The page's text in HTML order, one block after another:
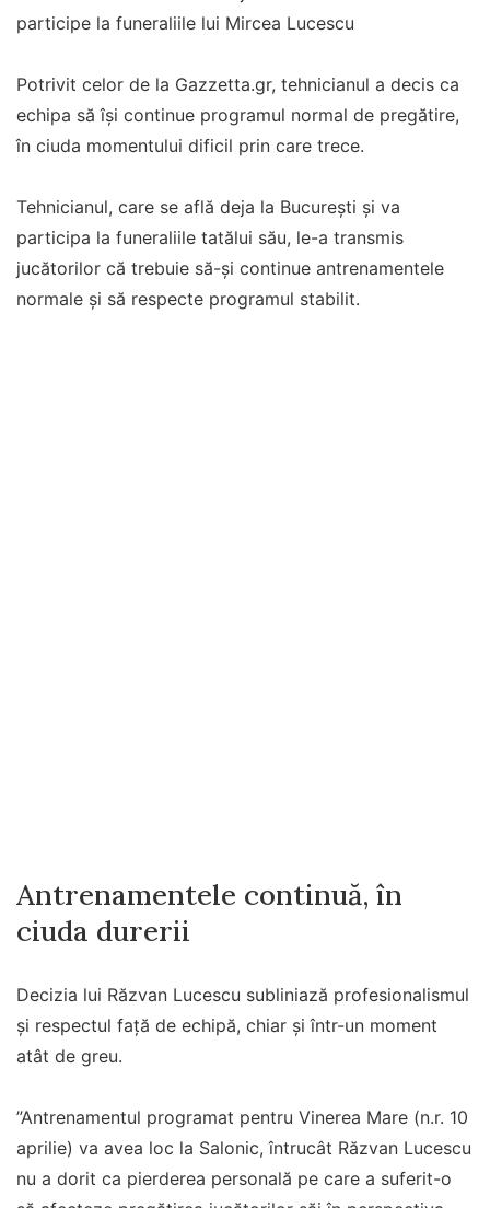
participe la funeraliile lui Mircea Lucescu
Potrivit celor de la Gazzetta.gr, tehnicianul a decis ca
echipa să își continue programul normal de pregătire,
în ciuda momentului dificil prin care trece.
Tehnicianul, care se află deja la București și va
participa la funeraliile tatălui său, le-a transmis
jucătorilor că trebuie să-și continue antrenamentele
normale și să respecte programul stabilit.
Antrenamentele continuă, în
ciuda durerii
Decizia lui Răzvan Lucescu subliniază profesionalismul
și respectul față de echipă, chiar și într-un moment
atât de greu.
”Antrenamentul programat pentru Vinerea Mare (n.r. 10
aprilie) va avea loc la Salonic, întrucât Răzvan Lucescu
nu a dorit ca pierderea personală pe care a suferit-o